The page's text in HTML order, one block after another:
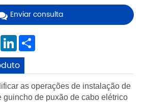
Enviar consulta
Pinterest
LinkedIn
as operações de instalação de
guincho de puxão de cabo elétrico